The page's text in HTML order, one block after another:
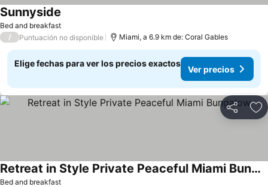
Bed and breakfast
Sunnyside
/ Puntuación no disponible Miami, a 6.9 km de: Coral Gables
Elige fechas para ver los precios exactos
Ver precios
Compartir
Bed and breakfast
Retreat in Style Private Peaceful Miami Bungalow